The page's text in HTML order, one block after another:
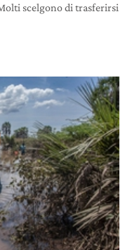
scelgono di trasferirsi